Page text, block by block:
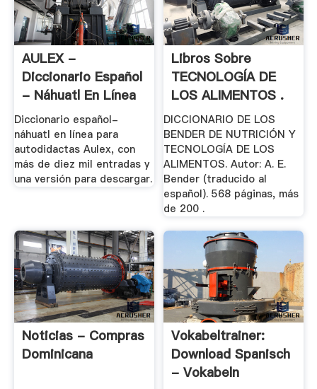
AULEX -
Diccionario Español
- Náhuatl En Línea
Diccionario español-
náhuatl en línea para
autodidactas Aulex, con
más de diez mil entradas y
una versión para descargar.
Libros Sobre
TECNOLOGÍA DE
LOS ALIMENTOS .
DICCIONARIO DE LOS
BENDER DE NUTRICIÓN Y
TECNOLOGÍA DE LOS
ALIMENTOS. Autor: A. E.
Bender (traducido al
español). 568 páginas, más
de 200 .
Noticias - Compras
Dominicana
Vokabeltrainer:
Download Spanisch
- Vokabeln